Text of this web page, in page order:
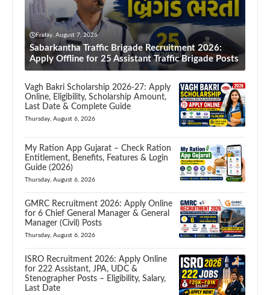
Friday, August 7, 2026
Sabarkantha Traffic Brigade Recruitment 2026:
Apply Offline for 25 Assistant Traffic Brigade Posts
Vagh Bakri Scholarship 2026-27: Apply
Online, Eligibility, Scholarship Amount,
Last Date & Complete Guide
Thursday, August 6, 2026
My Ration App Gujarat – Check Ration
Entitlement, Benefits, Features & Login
Guide (2026)
Thursday, August 6, 2026
GMRC Recruitment 2026: Apply Online
for 6 Chief General Manager & General
Manager (Civil) Posts
Thursday, August 6, 2026
ISRO Recruitment 2026: Apply Online
for 222 Assistant, JPA, UDC &
Stenographer Posts – Eligibility, Salary,
Last Date